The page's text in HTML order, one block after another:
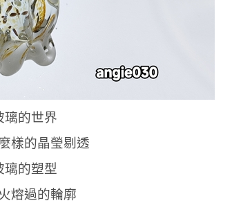
璃的世界
樣的晶瑩剔透
璃的塑型
熔過的輪廓